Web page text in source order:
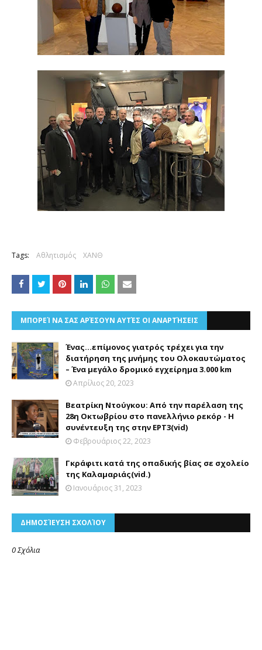
Tags: Αθλητισμός ΧΑΝΘ
ΜΠΟΡΕΊ ΝΑ ΣΑΣ ΑΡΈΣΟΥΝ ΑΥΤΈΣ ΟΙ ΑΝΑΡΤΉΣΕΙΣ
Ένας...επίμονος γιατρός τρέχει για την
διατήρηση της μνήμης του Ολοκαυτώματος
– Ένα μεγάλο δρομικό εγχείρημα 3.000 km
Απρίλιος 20, 2023
Βεατρίκη Ντούγκου: Από την παρέλαση της
28η Οκτωβρίου στο πανελλήνιο ρεκόρ - Η
συνέντευξη της στην ΕΡΤ3(vid)
Φεβρουάριος 22, 2023
Γκράφιτι κατά της οπαδικής βίας σε σχολείο
της Καλαμαριάς(vid.)
Ιανουάριος 31, 2023
ΔΗΜΟΣΊΕΥΣΗ ΣΧΟΛΊΟΥ
0 Σχόλια